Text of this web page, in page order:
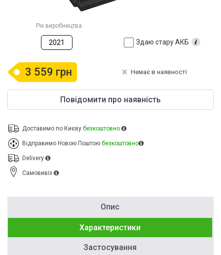
Рік виробництва
2021 Здаю стару АКБ
3 559 грн Немає в наявності
Повідомити про наявність
Доставимо по Києву безкоштовно
Відправимо Новою Поштою безкоштовно
Delivery
Cамовивіз
Опис
Характеристики
Застосування